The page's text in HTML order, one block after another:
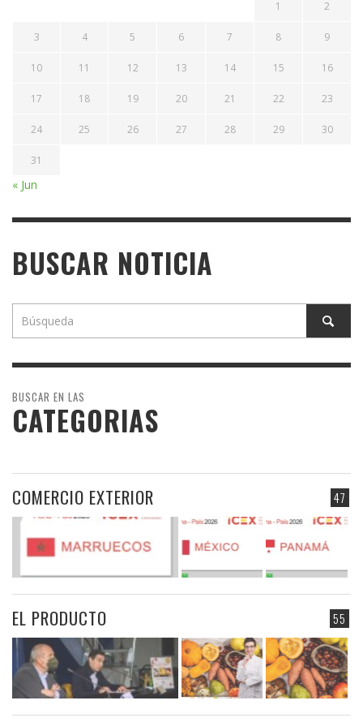
1 2
3 4 5 6 7 8 9
10 11 12 13 14 15 16
17 18 19 20 21 22 23
24 25 26 27 28 29 30
31
« Jun
BUSCAR NOTICIA
BUSCAR EN LAS
CATEGORIAS
47
COMERCIO EXTERIOR
55
EL PRODUCTO